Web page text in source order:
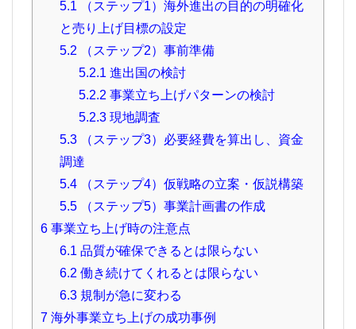
5.1 （ステップ1）海外進出の目的の明確化
と売り上げ目標の設定
5.2 （ステップ2）事前準備
5.2.1 進出国の検討
5.2.2 事業立ち上げパターンの検討
5.2.3 現地調査
5.3 （ステップ3）必要経費を算出し、資金
調達
5.4 （ステップ4）仮戦略の立案・仮説構築
5.5 （ステップ5）事業計画書の作成
6 事業立ち上げ時の注意点
6.1 品質が確保できるとは限らない
6.2 働き続けてくれるとは限らない
6.3 規制が急に変わる
7 海外事業立ち上げの成功事例